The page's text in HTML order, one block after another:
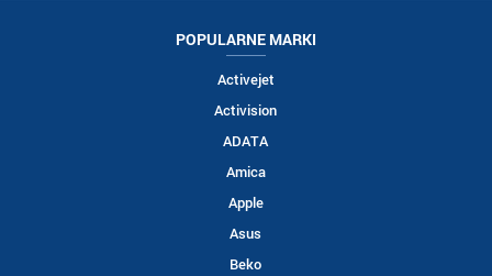
POPULARNE MARKI
Activejet
Activision
ADATA
Amica
Apple
Asus
Beko